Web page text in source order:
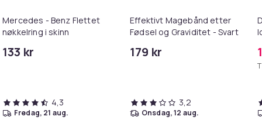
Mercedes - Benz Flettet
nøkkelring i skinn
133 kr
4,3
fredag, 21 aug.
Effektivt Magebånd etter
Fødsel og Graviditet - Svart
179 kr
3,2
onsdag, 12 aug.